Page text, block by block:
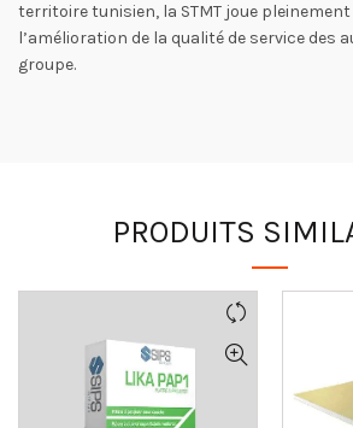
territoire tunisien, la STMT joue
l’amélioration de la qualité de service des
groupe.
PRODUITS